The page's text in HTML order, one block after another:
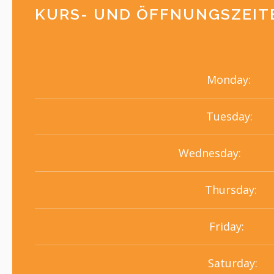
KURS- UND
Monday:
Tuesday:
Wednesday:
Thursday:
Friday:
Saturday: